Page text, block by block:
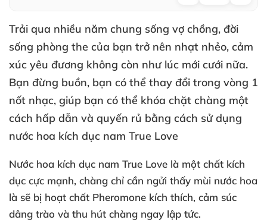
Trải qua nhiều năm chung sống vợ chồng, đời
sống phòng the của bạn trở nên nhạt nhẻo, cảm
xúc yêu đương không còn như lúc mới cưới nữa.
Bạn đừng buồn, bạn có thể thay đổi trong vòng 1
nốt nhạc, giúp bạn có thể khóa chặt chàng một
cách hấp dẫn và quyến rủ bằng cách sử dụng
nước hoa kích dục nam True Love
Nước hoa kích dục nam True Love là một chất kích
dục cực mạnh, chàng chỉ cần ngửi thấy mùi nước hoa
là sẽ bị hoạt chất Pheromone kích thích, cảm súc
dâng trào và thu hút chàng ngay lập tức.